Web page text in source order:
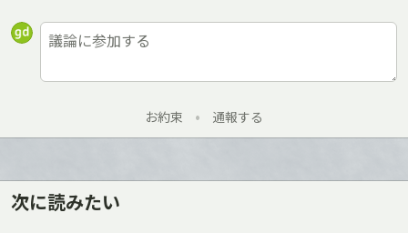
お約束 • 通報する
次に読みたい